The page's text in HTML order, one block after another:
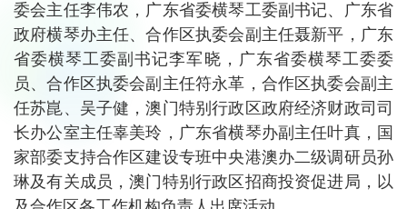
委会主任李伟农，广东省委横琴工委副书记、广东省
政府横琴办主任、合作区执委会副主任聂新平，广东
省委横琴工委副书记李军晓，广东省委横琴工委委
员、合作区执委会副主任符永革，合作区执委会副主
任苏崑、吴子健，澳门特别行政区政府经济财政司司
长办公室主任辜美玲，广东省横琴办副主任叶真，国
家部委支持合作区建设专班中央港澳办二级调研员孙
琳及有关成员，澳门特别行政区招商投资促进局，以